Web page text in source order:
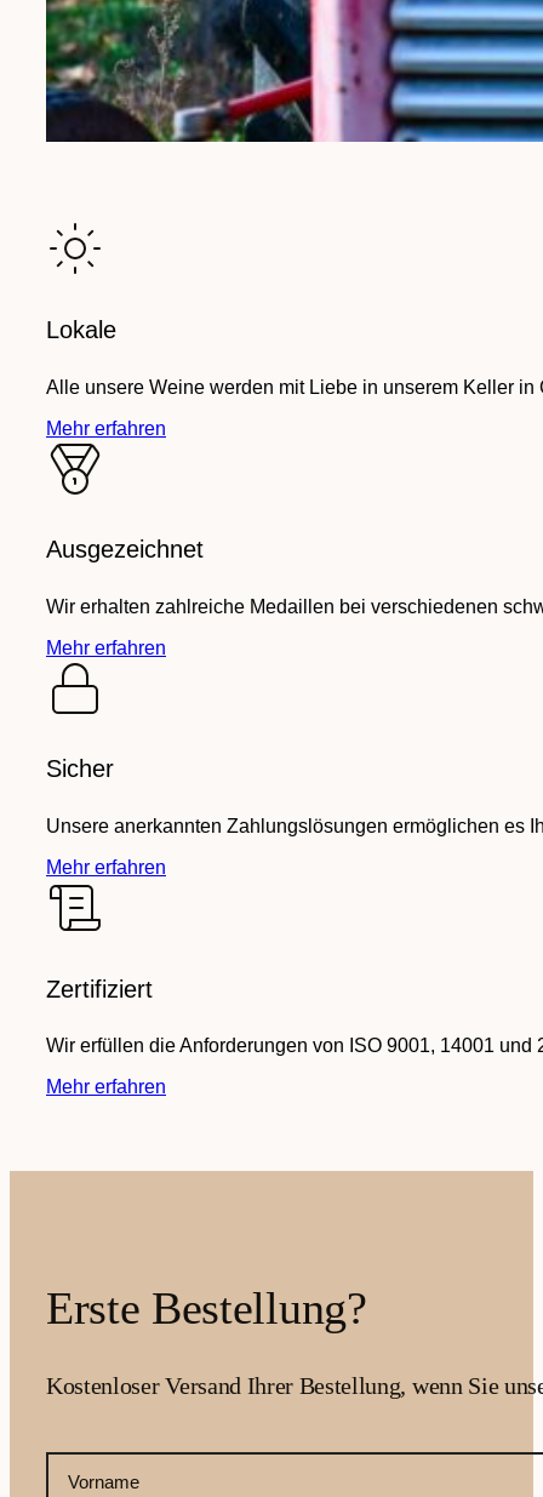
Lokale
Alle unsere Weine werden mit Liebe in unserem Keller
Mehr erfahren
Ausgezeichnet
Wir erhalten zahlreiche Medaillen bei verschiedenen
Mehr erfahren
Sicher
Unsere anerkannten Zahlungslösungen ermöglichen es
Mehr erfahren
Zertifiziert
Wir erfüllen die Anforderungen von ISO 9001, 14001
Mehr erfahren
Erste Bestellung?
Kostenloser Versand Ihrer Bestellung, wenn Sie
Ihr
Vorname